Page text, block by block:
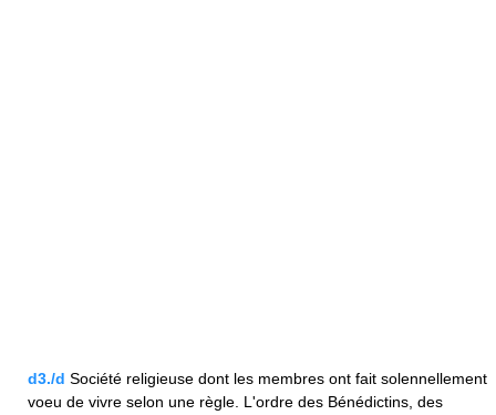
d3./d Société religieuse dont les membres ont fait solennellement
voeu de vivre selon une règle. L'ordre des Bénédictins, des